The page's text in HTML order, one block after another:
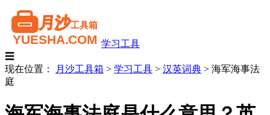
学习工具
☰
现在位置：
月沙工具箱 > 学习工具 > 汉英词典 > 海军海事法
庭